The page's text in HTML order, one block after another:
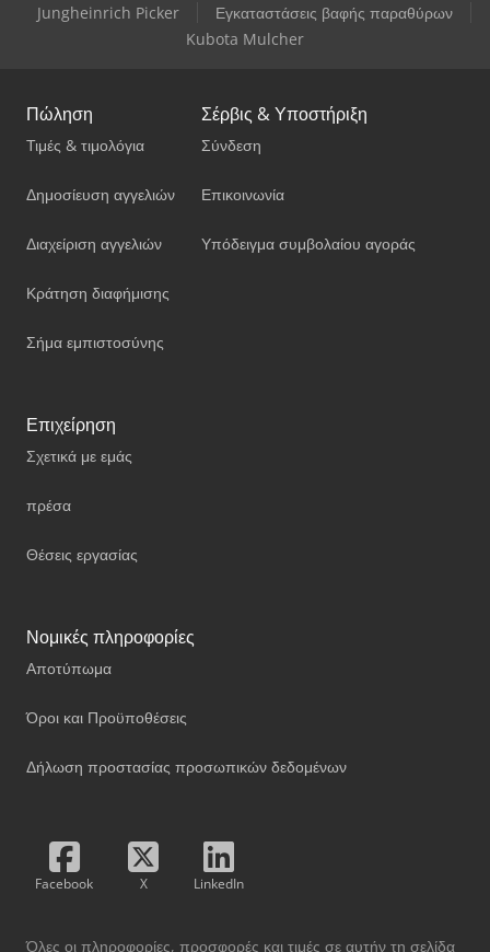
Jungheinrich Picker
Εγκαταστάσεις βαφής παραθύρων
Kubota Mulcher
Πώληση
Τιμές & τιμολόγια
Δημοσίευση αγγελιών
Διαχείριση αγγελιών
Κράτηση διαφήμισης
Σήμα εμπιστοσύνης
Σέρβις & Υποστήριξη
Σύνδεση
Επικοινωνία
Υπόδειγμα συμβολαίου αγοράς
Επιχείρηση
Σχετικά με εμάς
πρέσα
Θέσεις εργασίας
Νομικές πληροφορίες
Αποτύπωμα
Όροι και Προϋποθέσεις
Δήλωση προστασίας προσωπικών δεδομένων
Facebook X LinkedIn
Όλες οι πληροφορίες, προσφορές και τιμές σε αυτήν τη σελίδα